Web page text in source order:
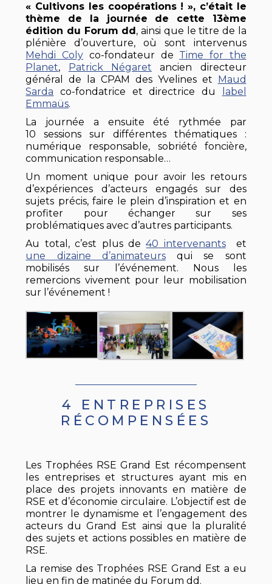
« Cultivons les coopérations ! », c’était le
thème de la journée de cette 13ème
édition du Forum dd, ainsi que le titre de la
plénière d’ouverture, où sont intervenus
Mehdi Coly co-fondateur de Time for the
Planet, Patrick Négaret ancien directeur
général de la CPAM des Yvelines et Maud
Sarda co-fondatrice et directrice du
label
Emmaüs.
La journée a ensuite été rythmée par
10 sessions sur différentes thématiques :
numérique responsable, sobriété foncière,
communication responsable…
Un moment unique pour avoir les retours
d’expériences d’acteurs engagés sur des
sujets précis, faire le plein d’inspiration et en
profiter pour échanger sur ses
problématiques avec d’autres participants.
Au total, c’est plus de40 intervenantset
une dizaine d’animateursqui se sont
mobilisés sur l’événement. Nous les
remercions vivement pour leur mobilisation
sur l’événement !
4 ENTREPRISES
RÉCOMPENSÉES
Les Trophées RSE Grand Est récompensent
les entreprises et structures ayant mis en
place des projets innovants en matière de
RSE et d’économie circulaire. L’objectif est de
montrer le dynamisme et l’engagement des
acteurs du Grand Est ainsi que la pluralité
des sujets et actions possibles en matière de
RSE.
La remise des Trophées RSE Grand Est a eu
lieu en fin de matinée du Forum dd.